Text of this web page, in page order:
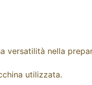
versatilità nella
utilizzata.